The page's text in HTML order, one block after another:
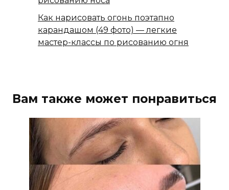
Как нарисовать огонь поэтапно
карандашом (49 фото) — легкие
мастер-классы по рисованию огня
Вам также может понравиться